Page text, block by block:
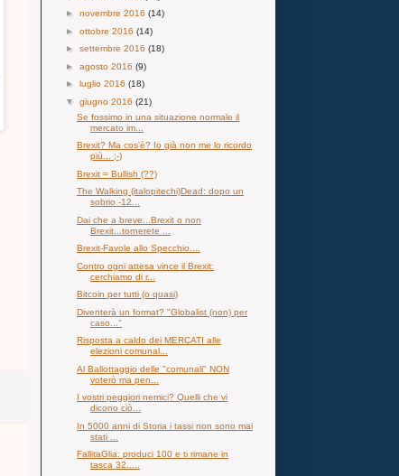
► novembre 2016 (14)
► ottobre 2016 (14)
► settembre 2016 (18)
► agosto 2016 (9)
► luglio 2016 (18)
▼ giugno 2016 (21)
Se fossimo in una situazione normale il
mercato im...
Brexit? Ma cos'è? Io già non me lo ricordo
più... ;-)
Brexit = Bullish (??)
The Walking (italopitechi)Dead: dopo un
sobrio -12...
Dai che a breve...Brexit o non
Brexit...tornerete ...
Brexit-Favole allo Specchio....
Contro ogni attesa vince il Brexit:
cerchiamo di r...
Bitcoin per tutti (o quasi)
Diventerà un format? "Globalist (non) per
caso..."
Risposta a caldo dei MERCATI alle
elezioni comunal...
Al Ballottaggio delle "comunali" NON
voterò ma pen...
I vostri peggiori nemici? Quelli che vi
dicono ciò...
In 5000 anni di Storia i tassi non sono mai
stati ...
FallitaGlia: produci 100 e ti rimane in
tasca 32.....